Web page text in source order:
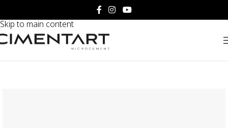
Skip to main content